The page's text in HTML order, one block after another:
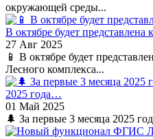
окружающей среды...
В октябре будет
27 Авг 2025
📱 В октябре будет
Лесного комплекса...
2025 года…
01 Май 2025
🌲 За первые 3 месяца 2025